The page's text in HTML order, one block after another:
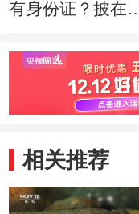
有身份证？披在
相关推荐